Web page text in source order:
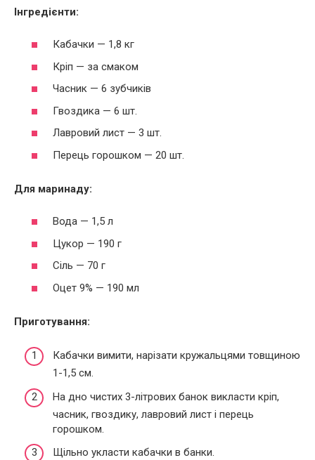
Інгредієнти:
Кабачки — 1,8 кг
Кріп — за смаком
Часник — 6 зубчиків
Гвоздика — 6 шт.
Лавровий лист — 3 шт.
Перець горошком — 20 шт.
Для маринаду:
Вода — 1,5 л
Цукор — 190 г
Сіль — 70 г
Оцет 9% — 190 мл
Приготування:
Кабачки вимити, нарізати кружальцями товщиною
1-1,5 см.
На дно чистих 3-літрових банок викласти кріп,
часник, гвоздику, лавровий лист і перець
горошком.
Щільно укласти кабачки в банки.